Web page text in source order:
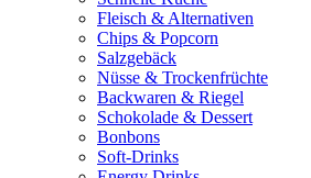
Fleisch & Alternativen
Chips & Popcorn
Salzgebäck
Nüsse & Trockenfrüchte
Backwaren & Riegel
Schokolade & Dessert
Bonbons
Soft-Drinks